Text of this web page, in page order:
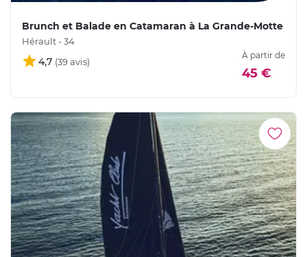
Brunch et Balade en Catamaran à La Grande-Motte
Hérault - 34
4,7
À partir de
45 €